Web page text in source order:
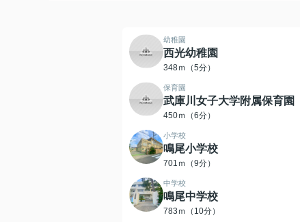
幼稚園
西光幼稚園
348ｍ（5分）
保育園
武庫川女子大学附属保育園
450ｍ（6分）
小学校
鳴尾小学校
701ｍ（9分）
中学校
鳴尾中学校
783ｍ（10分）